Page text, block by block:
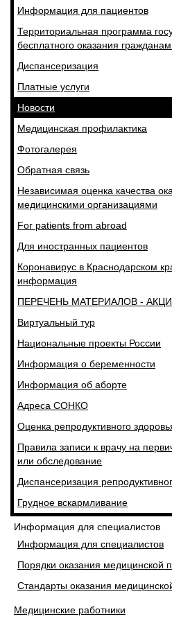
Информация для пациентов
Территориальная программа
бесплатного оказания
Диспансеризация
Платные услуги
Новости
Медицинская профилактика
Фотогалерея
Обратная связь
Независимая оценка качества
медицинскими организациями
For patients from abroad
Для иностранных пациентов
Коронавирус в Краснодарском
информация
ПЕРЕЧЕНЬ МАТЕРИАЛОВ -
Виртуальный тур
Национальные проекты России
Информация о беременности
Информация об аборте
Адреса СОНКО
Оценка репродуктивного
Правила записи к врачу на
или обследование
Диспансеризация
Грудное вскармливание
Информация для специалистов
Информация для специалистов
Порядки оказания медицинской
Стандарты оказания
Медицинские работники